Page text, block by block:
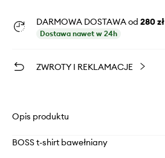
DARMOWA DOSTAWA od 280 zł
Dostawa nawet w 24h
ZWROTY I REKLAMACJE
Opis produktu
BOSS t-shirt bawełniany